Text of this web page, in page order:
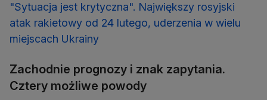
"Sytuacja jest krytyczna". Największy rosyjski
atak rakietowy od 24 lutego, uderzenia w wielu
miejscach Ukrainy
Zachodnie prognozy i znak zapytania.
Cztery możliwe powody